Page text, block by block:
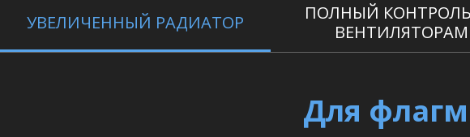
УВЕЛИЧЕННЫЙ РАДИАТОР
ПОЛНЫЙ
Для